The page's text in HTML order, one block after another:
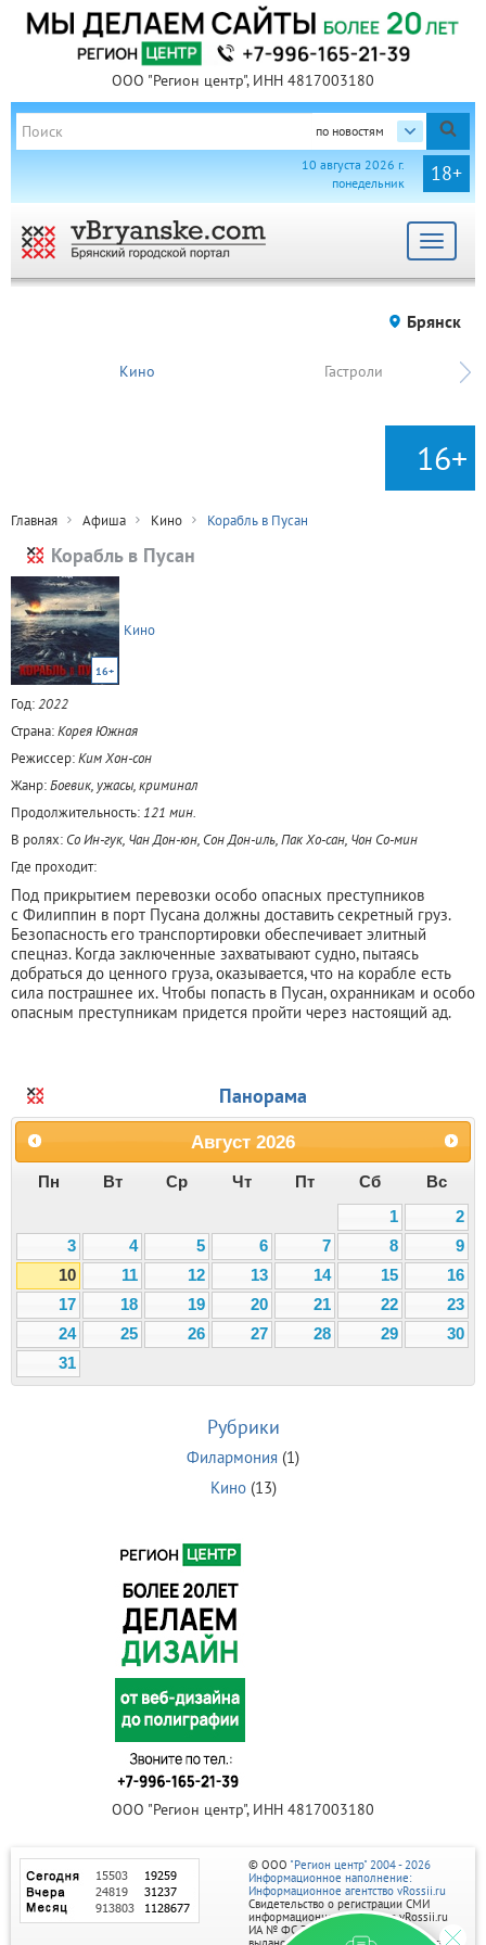
ООО "Регион центр", ИНН 4817003180
по новостям
18+
10 августа 2026 г.
понедельник
Toggle
Брянск
Кино Гастроли
16+
Главная Афиша Кино Корабль в Пусан
Корабль в Пусан
16+
Кино
Год:2022
Страна:Корея Южная
Режиссер:Ким Хон-сон
Жанр:Боевик, ужасы, криминал
Продолжительность: 121 мин.
В ролях: Со Ин-гук, Чан Дон-юн, Сон Дон-иль, Пак Хо-сан, Чон Со-мин
Где проходит:
Под прикрытием перевозки особо опасных преступников
с Филиппин в порт Пусана должны доставить секретный груз.
Безопасность его транспортировки обеспечивает элитный
спецназ. Когда заключенные захватывают судно, пытаясь
добраться до ценного груза, оказывается, что на корабле есть
сила пострашнее их. Чтобы попасть в Пусан, охранникам и особо
опасным преступникам придется пройти через настоящий ад.
Панорама
Август 2026
Пн Вт Ср Чт Пт Сб
Вс
1
2
3
4 5 6 7 8
9
10
11 12 13 14 15
16
17
18 19 20 21 22
23
24
25 26 27 28 29
30
31
Рубрики
Филармония (1)
Кино(13)
ООО "Регион центр", ИНН 4817003180
© ООО "Регион центр" 2004 - 2026
Информационное наполнение:
Информационное агентство vRossii.ru
Свидетельство о регистрации СМИ
информационного агентства vRossii.ru
ИА № ФС 77‑35502